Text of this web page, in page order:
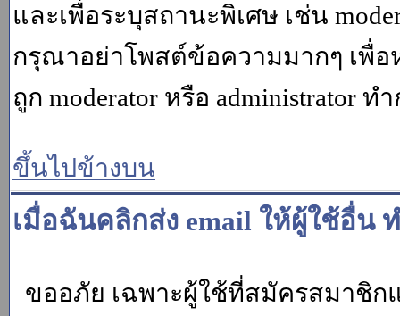
และเพื่อระบุสถานะพิเศษ เช่น
กรุณาอย่าโพสต์ข้อความมากๆ เพื่
ถูก moderator หรือ administrator
ขึ้นไปข้างบน
เมื่อฉันคลิกส่ง email ให้ผู้ใช้อื่น
ขออภัย เฉพาะผู้ใช้ที่สมัครสมาชิก